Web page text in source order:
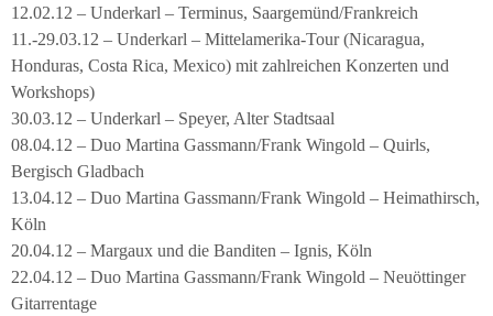
12.02.12 – Underkarl – Terminus, Saargemünd/Frankreich
11.-29.03.12 – Underkarl – Mittelamerika-Tour (Nicaragua,
Honduras, Costa Rica, Mexico) mit zahlreichen Konzerten und
Workshops)
30.03.12 – Underkarl – Speyer, Alter Stadtsaal
08.04.12 – Duo Martina Gassmann/Frank Wingold – Quirls,
Bergisch Gladbach
13.04.12 – Duo Martina Gassmann/Frank Wingold – Heimathirsch,
Köln
20.04.12 – Margaux und die Banditen – Ignis, Köln
22.04.12 – Duo Martina Gassmann/Frank Wingold – Neuöttinger
Gitarrentage